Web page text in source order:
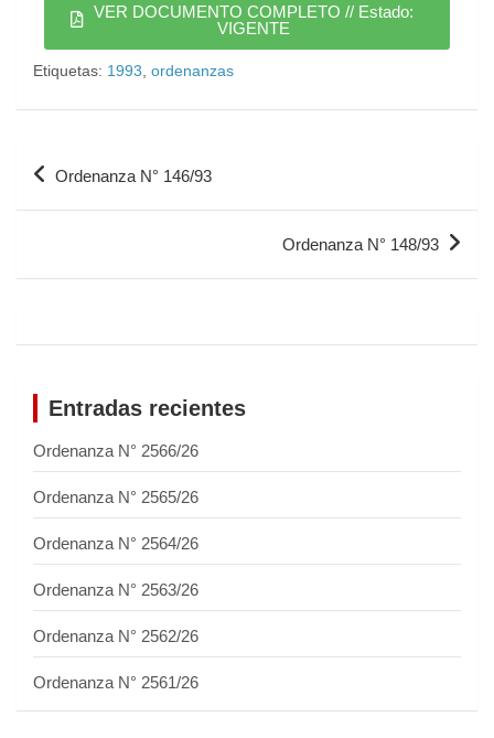
VER DOCUMENTO COMPLETO // Estado:
VIGENTE
Etiquetas: 1993 ordenanzas
Ordenanza N° 146/93
Ordenanza N° 148/93
Entradas recientes
Ordenanza N° 2566/26
Ordenanza N° 2565/26
Ordenanza N° 2564/26
Ordenanza N° 2563/26
Ordenanza N° 2562/26
Ordenanza N° 2561/26